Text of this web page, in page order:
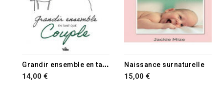
G
randir ensemble en tant que couple
14,00 €
Naissance surnaturelle
15,00 €